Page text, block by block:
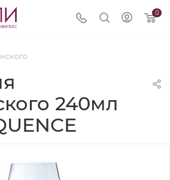
0
240мл